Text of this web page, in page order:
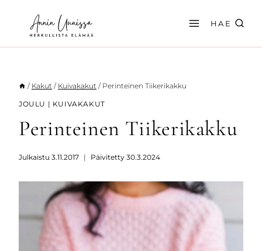
sisältöön
HAE
/ Kakut / Kuivakakut / Perinteinen Tiikerikakku
JOULU | KUIVAKAKUT
Perinteinen Tiikerikakku
Julkaistu 3.11.2017 Päivitetty 30.3.2024